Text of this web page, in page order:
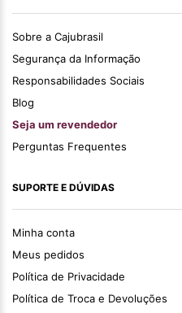
Sobre a Cajubrasil
Segurança da Informação
Responsabilidades Sociais
Blog
Seja um revendedor
Perguntas Frequentes
SUPORTE E DÚVIDAS
Minha conta
Meus pedidos
Política de Privacidade
Política de Troca e Devoluções